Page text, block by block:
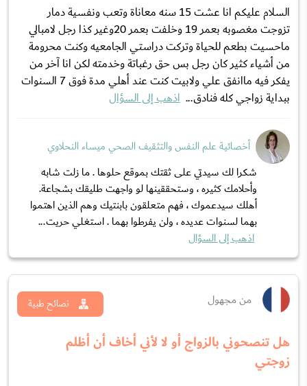
السلام عليكم انا عشت 15 سنه معاناة وتعب ونفسية دمار
تزوجت مغصوبه بعمر 19 وخلفت بعمر 20وغير كذا رجل لامبالي
ماحسيت بطعم للحياة وتركت دراستي الجامعيه وكنت محرومة
من أشياء كثير كان رجل بس حق رغباتة وخدمته لكن انا آخر من
يفكر فيه ماانفق علي ولابيت كنت عند أهلي مدة فوق 7 السنوات
ببداية زواجي كله فنادق... اذهب إلى السؤال
أخصائية علم النفس والتثقيف الصحي ميساء النحلاوي
شكرا لك سيدتي على ثقتك بموقع حلوها . ما زلت شابه
وأحلامك كثيره ، وستحققينها لو واجهت طليقك بشجاعة.
أهلك سيدعموك ، فهم متعلقون بابنتيك وهم الذين اهتموا
بهما لسنوات عديده ، ولن يفرطوا بهما . استغلي حريت...
اذهب إلى السؤال
من مجهول
هل تنصحوني بالزواج أو لا لأني أخاف أن أظلم
زوجتي
نصائح طبية